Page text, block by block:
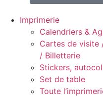
Imprimerie
Calendriers &
Cartes de visite
/ Billetterie
Stickers,
Set de table
Toute